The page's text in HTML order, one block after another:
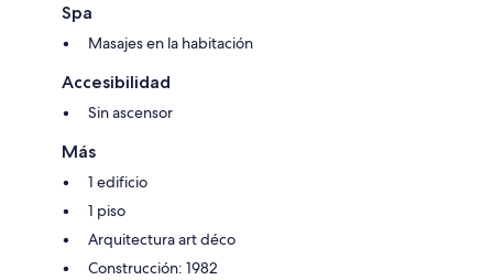
Spa
Masajes en la habitación
Accesibilidad
Sin ascensor
Más
1 edificio
1 piso
Arquitectura art déco
Construcción: 1982